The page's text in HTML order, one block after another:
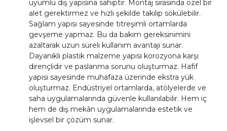
uyumlu diş yapısına sahiptir. Montaj sırasında özel bir
alet gerektirmez ve hızlı şekilde takılıp sökülebilir.
Sağlam yapısı sayesinde titreşimli ortamlarda
gevşeme yapmaz. Bu da bakım gereksinimini
azaltarak uzun süreli kullanım avantajı sunar.
Dayanıklı plastik malzeme yapısı korozyona karşı
dirençlidir ve paslanma sorunu oluşturmaz. Hafif
yapısı sayesinde muhafaza üzerinde ekstra yük
oluşturmaz. Endüstriyel ortamlarda, atölyelerde ve
saha uygulamalarında güvenle kullanılabilir. Hem iç
hem de dış mekân uygulamalarında estetik ve
işlevsel bir çözüm sunar.